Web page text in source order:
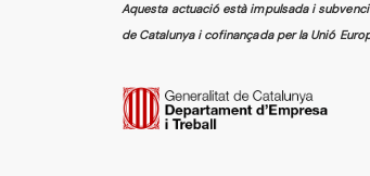
Aquesta actuació està impulsada i
de Catalunya i cofinançada per la Unió